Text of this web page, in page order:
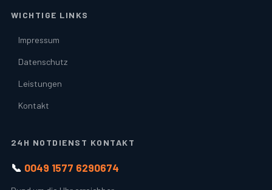
WICHTIGE LINKS
Impressum
Datenschutz
Leistungen
Kontakt
24H NOTDIENST KONTAKT
📞 0049 1577 6290674